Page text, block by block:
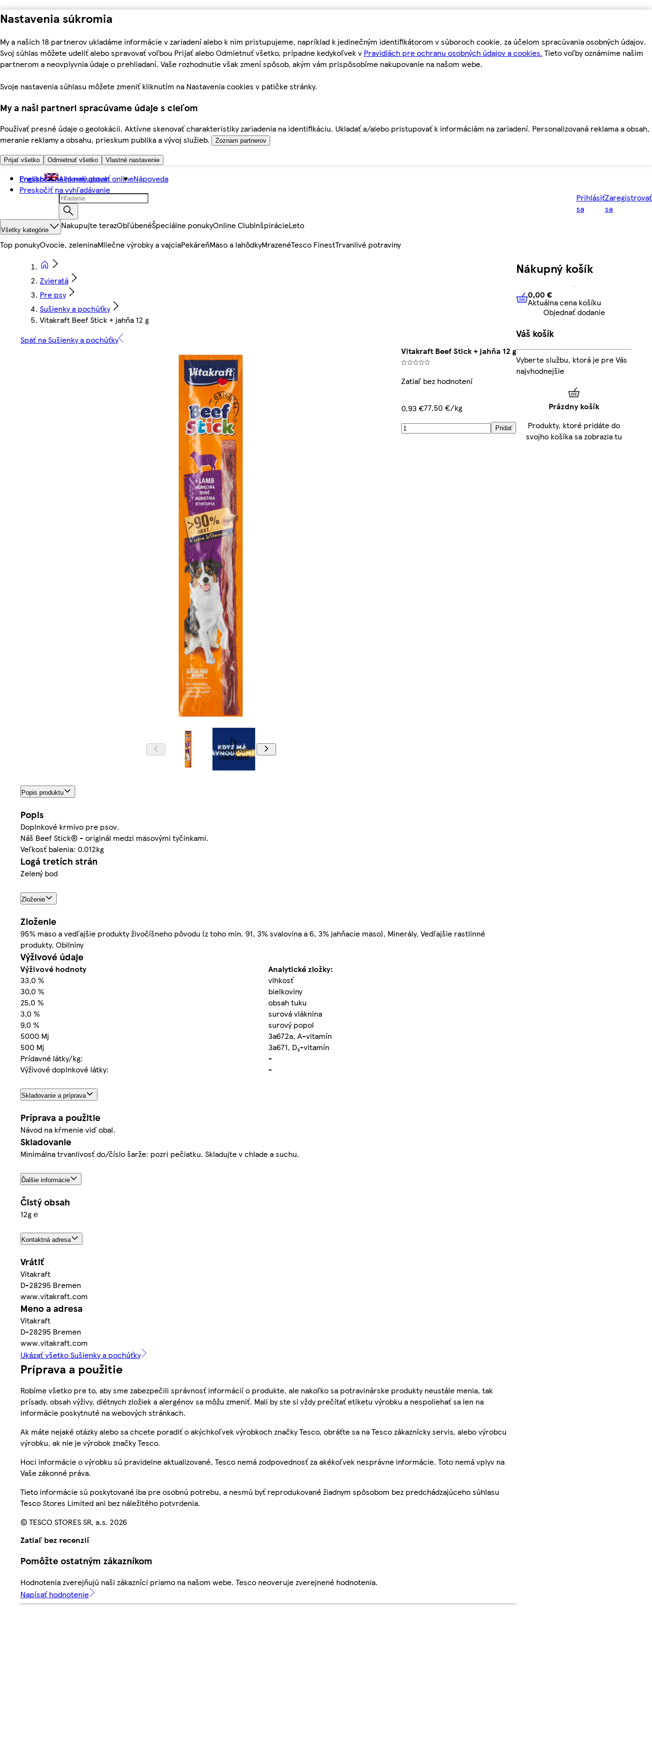
Nastavenia súkromia
My a našich 18 partnerov ukladáme informácie v zariadení alebo k nim pristupujeme, napríklad k jedinečným identifikátorom v súboroch cookie, za účelom spracúvania osobných údajov.
Svoj súhlas môžete udeliť alebo spravovať voľbou Prijať alebo Odmietnuť všetko, prípadne kedykoľvek v Pravidlách pre ochranu osobných údajov a cookies. Tieto voľby oznámime našim
partnerom a neovplyvnia údaje o prehliadaní. Vaše rozhodnutie však zmení spôsob, akým vám prispôsobíme nakupovanie na našom webe.
Svoje nastavenia súhlasu môžete zmeniť kliknutím na Nastavenia cookies v pätičke stránky.
My a naši partneri spracúvame údaje s cieľom
Používať presné údaje o geolokácii. Aktívne skenovať charakteristiky zariadenia na identifikáciu. Ukladať a/alebo pristupovať k informáciám na zariadení. Personalizovaná reklama a obsah,
meranie reklamy a obsahu, prieskum publika a vývoj služieb.
Zoznam partnerov
Prijať všetko Odmietnuť všetko Vlastné nastavenie
Preskočiť na hlavný obsah
Preskočiť na vyhľadávanie
English Ako nakupovať onlineNápoveda
Prihlásiť
sa
Zaregistrovať
sa
Všetky kategórie Nakupujte terazObľúbenéŠpeciálne ponukyOnline ClubInšpirácieLeto
Top ponukyOvocie, zeleninaMliečne výrobky a vajciaPekáreňMäso a lahôdkyMrazenéTesco FinestTrvanlivé potraviny
Zvieratá
Pre psy
Sušienky a pochúťky
Vitakraft Beef Stick + jahňa 12 g
Späť na Sušienky a pochúťky
thumbnail-
video-label
Vitakraft Beef Stick + jahňa 12 g
Zatiaľ bez hodnotení
0,93 €77,50 €/kg
Pridať
Popis produktu
Popis
Doplnkové krmivo pre psov.
Náš Beef Stick® - originál medzi mäsovými tyčinkami.
Veľkosť balenia: 0.012kg
Logá tretích strán
Zelený bod
Zloženie
Zloženie
95% mäso a vedľajšie produkty živočíšneho pôvodu (z toho min. 91, 3% svalovina a 6, 3% jahňacie mäso), Minerály, Vedľajšie rastlinné
produkty, Obilniny
Výživové údaje
Výživové hodnoty
Analytické zložky:
33,0 %
vlhkosť
30,0 %
bielkoviny
25,0 %
obsah tuku
3,0 %
surová vláknina
9,0 %
surový popol
5000 Mj
3a672a, A-vitamín
500 Mj
3a671, D₃-vitamín
Prídavné látky/kg:
-
Výživové doplnkové látky:
-
Skladovanie a príprava
Príprava a použitie
Návod na kŕmenie viď obal.
Skladovanie
Minimálna trvanlivosť do/číslo šarže: pozri pečiatku. Skladujte v chlade a suchu.
Ďalšie informácie
Čistý obsah
12g ℮
Kontaktná adresa
Vrátiť
Vitakraft
D-28295 Bremen
www.vitakraft.com
Meno a adresa
Vitakraft
D-28295 Bremen
www.vitakraft.com
Ukázať všetko Sušienky a pochúťky
Príprava a použitie
Robíme všetko pre to, aby sme zabezpečili správnosť informácií o produkte, ale nakoľko sa potravinárske produkty neustále menia, tak
prísady, obsah výživy, diétnych zložiek a alergénov sa môžu zmeniť. Mali by ste si vždy prečítať etiketu výrobku a nespoliehať sa len na
informácie poskytnuté na webových stránkach.
Ak máte nejaké otázky alebo sa chcete poradiť o akýchkoľvek výrobkoch značky Tesco, obráťte sa na Tesco zákaznícky servis, alebo výrobcu
výrobku, ak nie je výrobok značky Tesco.
Hoci informácie o výrobku sú pravidelne aktualizované, Tesco nemá zodpovednosť za akékoľvek nesprávne informácie. Toto nemá vplyv na
Vaše zákonné práva.
Tieto informácie sú poskytované iba pre osobnú potrebu, a nesmú byť reprodukované žiadnym spôsobom bez predchádzajúceho súhlasu
Tesco Stores Limited ani bez náležitého potvrdenia.
© TESCO STORES SR, a.s. 2026
Zatiaľ bez recenzií
Pomôžte ostatným zákazníkom
Hodnotenia zverejňujú naši zákazníci priamo na našom webe. Tesco neoveruje zverejnené hodnotenia.
Napísať hodnotenie
Nákupný košík
0,00 € Aktuálna cena košíku
0,00 €
Aktuálna cena košíku
Objednať dodanie
Váš košík
Vyberte službu, ktorá je pre Vás
najvhodnejšie
Prázdny košík
Produkty, ktoré pridáte do
svojho košíka sa zobrazia tu